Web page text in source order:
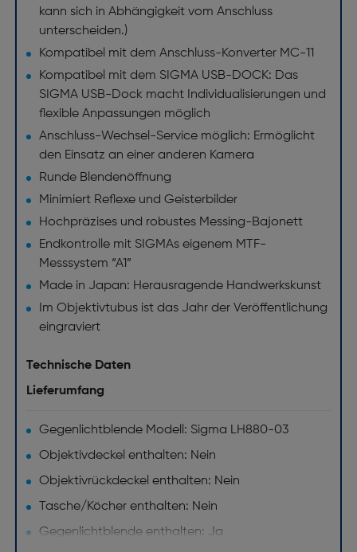
kann sich in Abhängigkeit vom Anschluss
unterscheiden.)
Kompatibel mit dem Anschluss-Konverter MC-11
Kompatibel mit dem SIGMA USB-DOCK: Das
SIGMA USB-Dock macht Individualisierungen und
flexible Anpassungen möglich
Anschluss-Wechsel-Service möglich: Ermöglicht
den Einsatz an einer anderen Kamera
Runde Blendenöffnung
Minimiert Reflexe und Geisterbilder
Hochpräzises und robustes Messing-Bajonett
Endkontrolle mit SIGMAs eigenem MTF-
Messsystem “A1”
Made in Japan: Herausragende Handwerkskunst
Im Objektivtubus ist das Jahr der Veröffentlichung
eingraviert
Technische Daten
Lieferumfang
Gegenlichtblende Modell: Sigma LH880­-03
Objektivdeckel enthalten: Nein
Objektivrückdeckel enthalten: Nein
Tasche/Köcher enthalten: Nein
Gegenlichtblende enthalten: Ja